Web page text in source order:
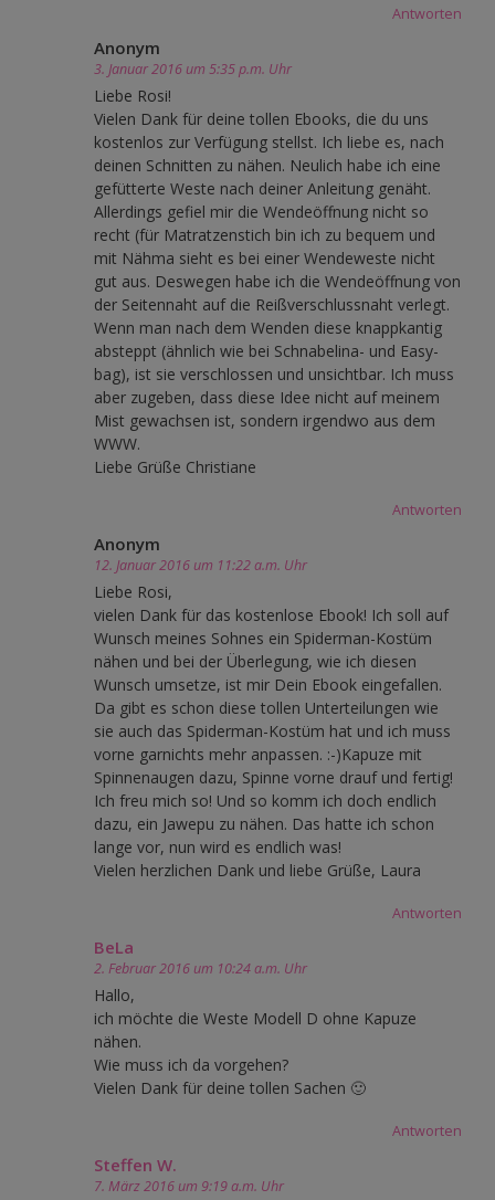
Antworten
Anonym
3. Januar 2016 um 5:35 p.m. Uhr
Liebe Rosi!
Vielen Dank für deine tollen Ebooks, die du uns
kostenlos zur Verfügung stellst. Ich liebe es, nach
deinen Schnitten zu nähen. Neulich habe ich eine
gefütterte Weste nach deiner Anleitung genäht.
Allerdings gefiel mir die Wendeöffnung nicht so
recht (für Matratzenstich bin ich zu bequem und
mit Nähma sieht es bei einer Wendeweste nicht
gut aus. Deswegen habe ich die Wendeöffnung von
der Seitennaht auf die Reißverschlussnaht verlegt.
Wenn man nach dem Wenden diese knappkantig
absteppt (ähnlich wie bei Schnabelina- und Easy-
bag), ist sie verschlossen und unsichtbar. Ich muss
aber zugeben, dass diese Idee nicht auf meinem
Mist gewachsen ist, sondern irgendwo aus dem
WWW.
Liebe Grüße Christiane
Antworten
Anonym
12. Januar 2016 um 11:22 a.m. Uhr
Liebe Rosi,
vielen Dank für das kostenlose Ebook! Ich soll auf
Wunsch meines Sohnes ein Spiderman-Kostüm
nähen und bei der Überlegung, wie ich diesen
Wunsch umsetze, ist mir Dein Ebook eingefallen.
Da gibt es schon diese tollen Unterteilungen wie
sie auch das Spiderman-Kostüm hat und ich muss
vorne garnichts mehr anpassen. :-)Kapuze mit
Spinnenaugen dazu, Spinne vorne drauf und fertig!
Ich freu mich so! Und so komm ich doch endlich
dazu, ein Jawepu zu nähen. Das hatte ich schon
lange vor, nun wird es endlich was!
Vielen herzlichen Dank und liebe Grüße, Laura
Antworten
BeLa
2. Februar 2016 um 10:24 a.m. Uhr
Hallo,
ich möchte die Weste Modell D ohne Kapuze
nähen.
Wie muss ich da vorgehen?
Vielen Dank für deine tollen Sachen 🙂
Antworten
Steffen W.
7. März 2016 um 9:19 a.m. Uhr